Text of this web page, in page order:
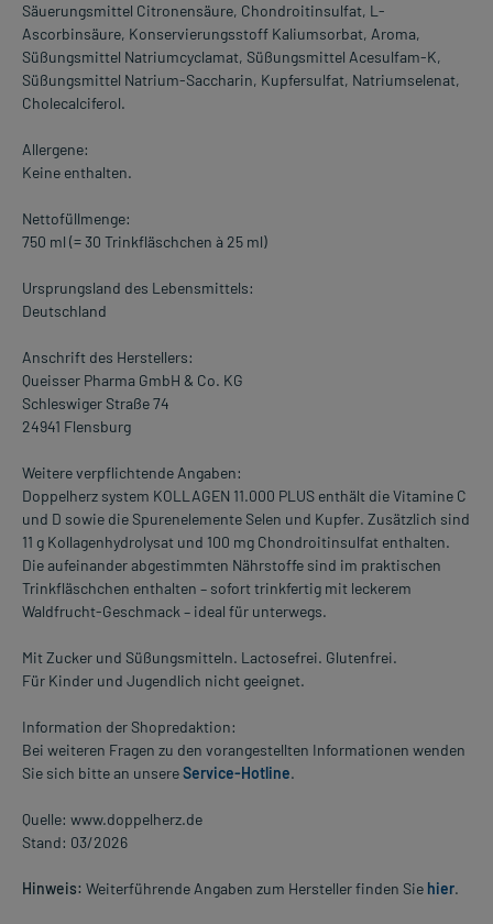
Säuerungsmittel Citronensäure, Chondroitinsulfat, L-
Ascorbinsäure, Konservierungsstoff Kaliumsorbat, Aroma,
Süßungsmittel Natriumcyclamat, Süßungsmittel Acesulfam-K,
Süßungsmittel Natrium-Saccharin, Kupfersulfat, Natriumselenat,
Cholecalciferol.
Allergene:
Keine enthalten.
Nettofüllmenge:
750 ml (= 30 Trinkfläschchen à 25 ml)
Ursprungsland des Lebensmittels:
Deutschland
Anschrift des Herstellers:
Queisser Pharma GmbH & Co. KG
Schleswiger Straße 74
24941 Flensburg
Weitere verpflichtende Angaben:
Doppelherz system KOLLAGEN 11.000 PLUS enthält die Vitamine C
und D sowie die Spurenelemente Selen und Kupfer. Zusätzlich sind
11 g Kollagenhydrolysat und 100 mg Chondroitinsulfat enthalten.
Die aufeinander abgestimmten Nährstoffe sind im praktischen
Trinkfläschchen enthalten – sofort trinkfertig mit leckerem
Waldfrucht-Geschmack – ideal für unterwegs.
Mit Zucker und Süßungsmitteln. Lactosefrei. Glutenfrei.
Für Kinder und Jugendlich nicht geeignet.
Information der Shopredaktion:
Bei weiteren Fragen zu den vorangestellten Informationen wenden
Sie sich bitte an unsereService-Hotline.
Quelle: www.doppelherz.de
Stand: 03/2026
Hinweis: Weiterführende Angaben zum Hersteller finden Sie hier.